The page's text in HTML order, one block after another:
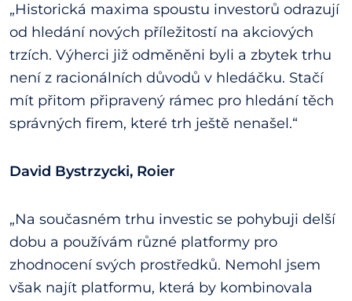
„Historická maxima spoustu investorů odrazují
od hledání nových příležitostí na akciových
trzích. Výherci již odměněni byli a zbytek trhu
není z racionálních důvodů v hledáčku. Stačí
mít přitom připravený rámec pro hledání těch
správných firem, které trh ještě nenašel.“
David Bystrzycki, Roier
„Na současném trhu investic se pohybuji delší
dobu a používám různé platformy pro
zhodnocení svých prostředků. Nemohl jsem
však najít platformu, která by kombinovala